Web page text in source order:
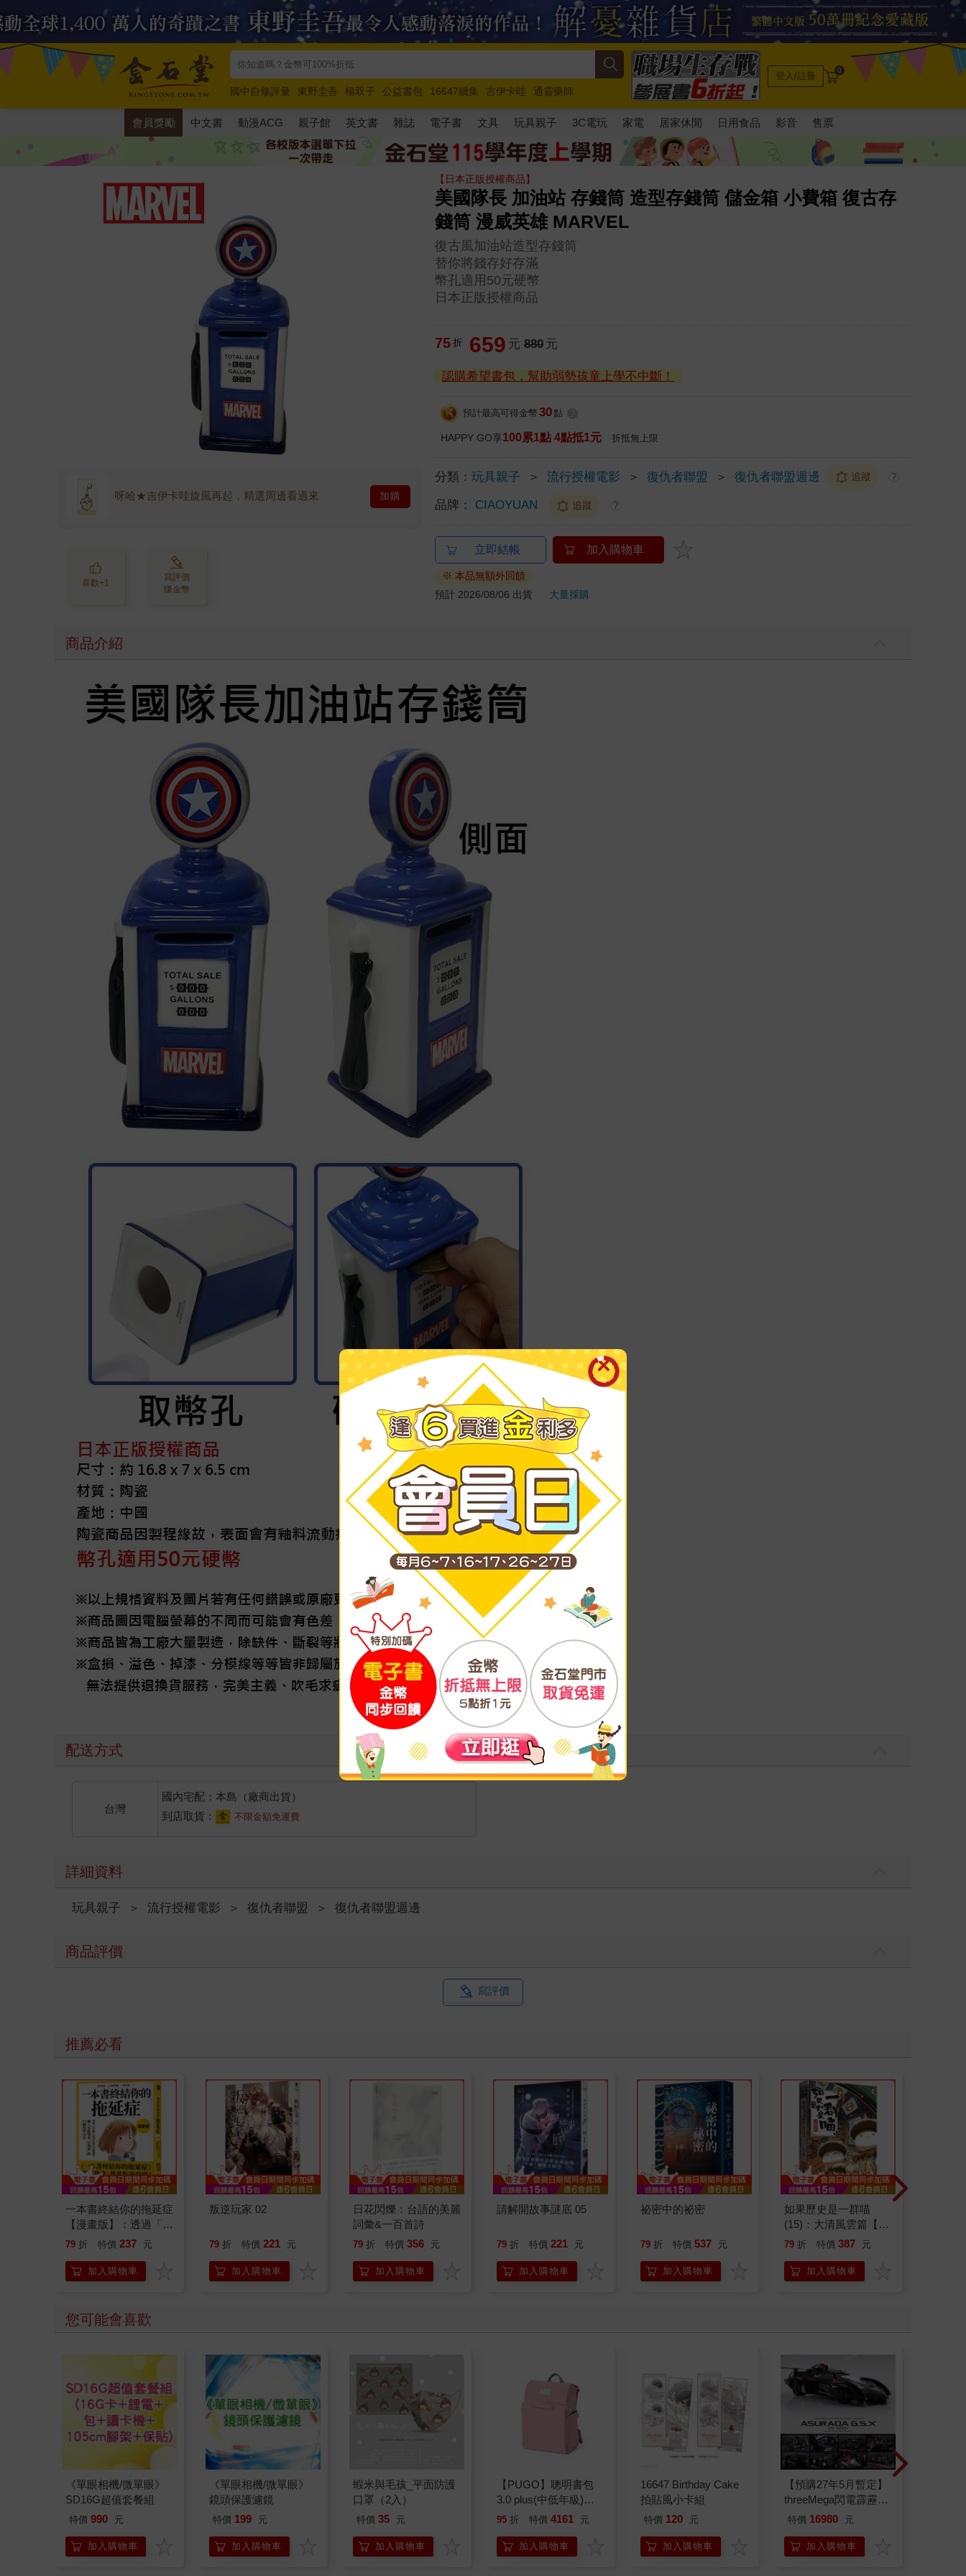
國中自修評量 東野圭吾 楊双子 公益書包 16647續集 吉伊卡哇
通靈藥師
唯紅花綻放
奧德賽 路邊攤新作 馬斯克 玩具總動員5 超慢跑
登入/註冊 0
會員獎勵 中文書 動漫ACG 親子館 英文書 雜誌 電子書 文具 玩具親子 3C電玩 家電 居家休閒 日用食品 影音 售票
【日本正版授權商品】
美國隊長 加油站 存錢筒 造型存錢筒 儲金箱 小費箱 復古存
錢筒 漫威英雄 MARVEL
復古風加油站造型存錢筒
替你將錢存好存滿
幣孔適用50元硬幣
日本正版授權商品
呀哈★吉伊卡哇旋風再起，精選周邊看過來 加購
喜歡+1
寫評價
賺金幣
75 折 659 元 880 元
認購希望書包，幫助弱勢孩童上學不中斷！
預計最高可得金幣 30 點
HAPPY GO享100累1點 4點抵1元 折抵無上限
分類：玩具親子 ＞ 流行授權電影 ＞ 復仇者聯盟 ＞ 復仇者聯盟週邊 追蹤 ?
品牌： CIAOYUAN 追蹤 ?
立即結帳 加入購物車
※ 本品無額外回饋
預計 2026/08/06 出貨
大量採購
商品介紹
配送方式
台灣
國內宅配：本島（廠商出貨）
到店取貨：
不限金額免運費
詳細資料
玩具親子 ＞ 流行授權電影 ＞ 復仇者聯盟 ＞ 復仇者聯盟週邊
商品評價
寫評價
推薦必看
一本書終結你的拖延症
【漫畫版】：透過「小
行動」打開大腦的行動
「行動派」的37個科
學方法
79 折 特價 237 元
加入購物車
叛逆玩家 02
79 折 特價 221 元
加入購物車
日花閃爍：台語的美麗
詞彙&一百首詩
79 折 特價 356 元
加入購物車
請解開故事謎底 05
79 折 特價 221 元
加入購物車
祕密中的祕密
79 折 特價 537 元
加入購物車
如果歷史是一群喵
(15)：大清風雲篇【萌
貓漫畫學歷史】
79 折 特價 387 元
加入購物車
您可能會喜歡
《單眼相機/微單眼》
SD16G超值套餐組
特價 990 元
加入購物車
《單眼相機/微單眼》
鏡頭保護濾鏡
特價 199 元
加入購物車
蝦米與毛孩_平面防護
口罩（2入）
特價 35 元
加入購物車
【PUGO】聰明書包
3.0 plus(中低年級)藕
粉 全新進化玩美上市
95 折 特價 4161 元
加入購物車
16647 Birthday Cake
拍貼風小卡組
特價 120 元
加入購物車
【預購27年5月暫定】
threeMega閃電霹靂車
VA Hi-SPEC UNITED
SIREN 黑色限定
特價 16980 元
加入購物車